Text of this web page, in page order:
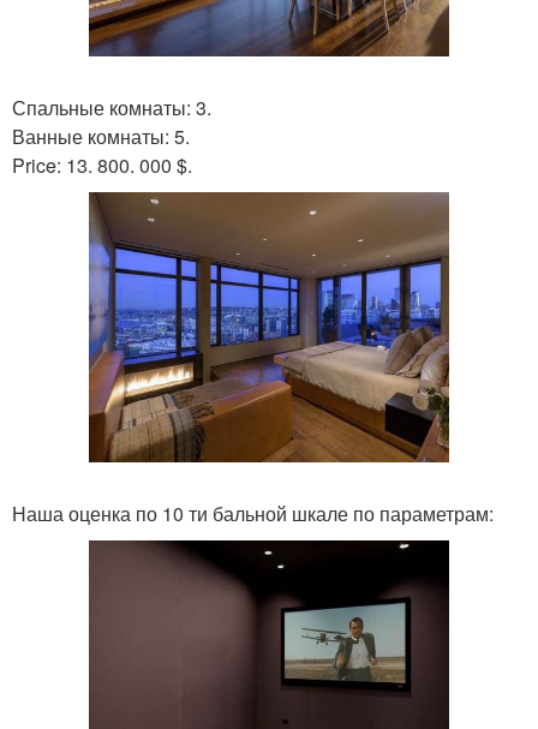
Спальные комнаты: 3.
Ванные комнаты: 5.
Price: 13. 800. 000 $.
Наша оценка по 10 ти бальной шкале по параметрам: